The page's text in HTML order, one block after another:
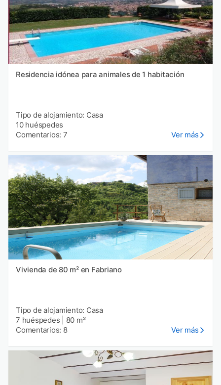
Residencia idónea para animales de 1 habitación
Tipo de alojamiento: Casa
10 huéspedes
Comentarios: 7
Ver más
Vivienda de 80 m² en Fabriano
Tipo de alojamiento: Casa
7 huéspedes
80 m²
Comentarios: 8
Ver más